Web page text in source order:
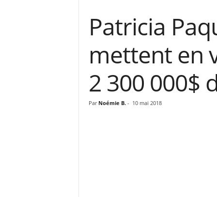
Patricia
mettent en
2 300 000$
Par Noémie B. - 10 mai 2018